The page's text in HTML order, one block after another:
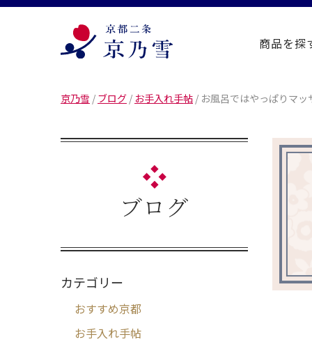
商品を探
京乃雪 / ブログ / お手入れ手帖 / お風呂ではやっぱりマ
ブログ
カテゴリー
おすすめ京都
お手入れ手帖